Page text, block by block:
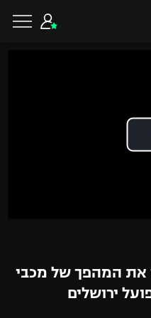
את המהפך של מכבי